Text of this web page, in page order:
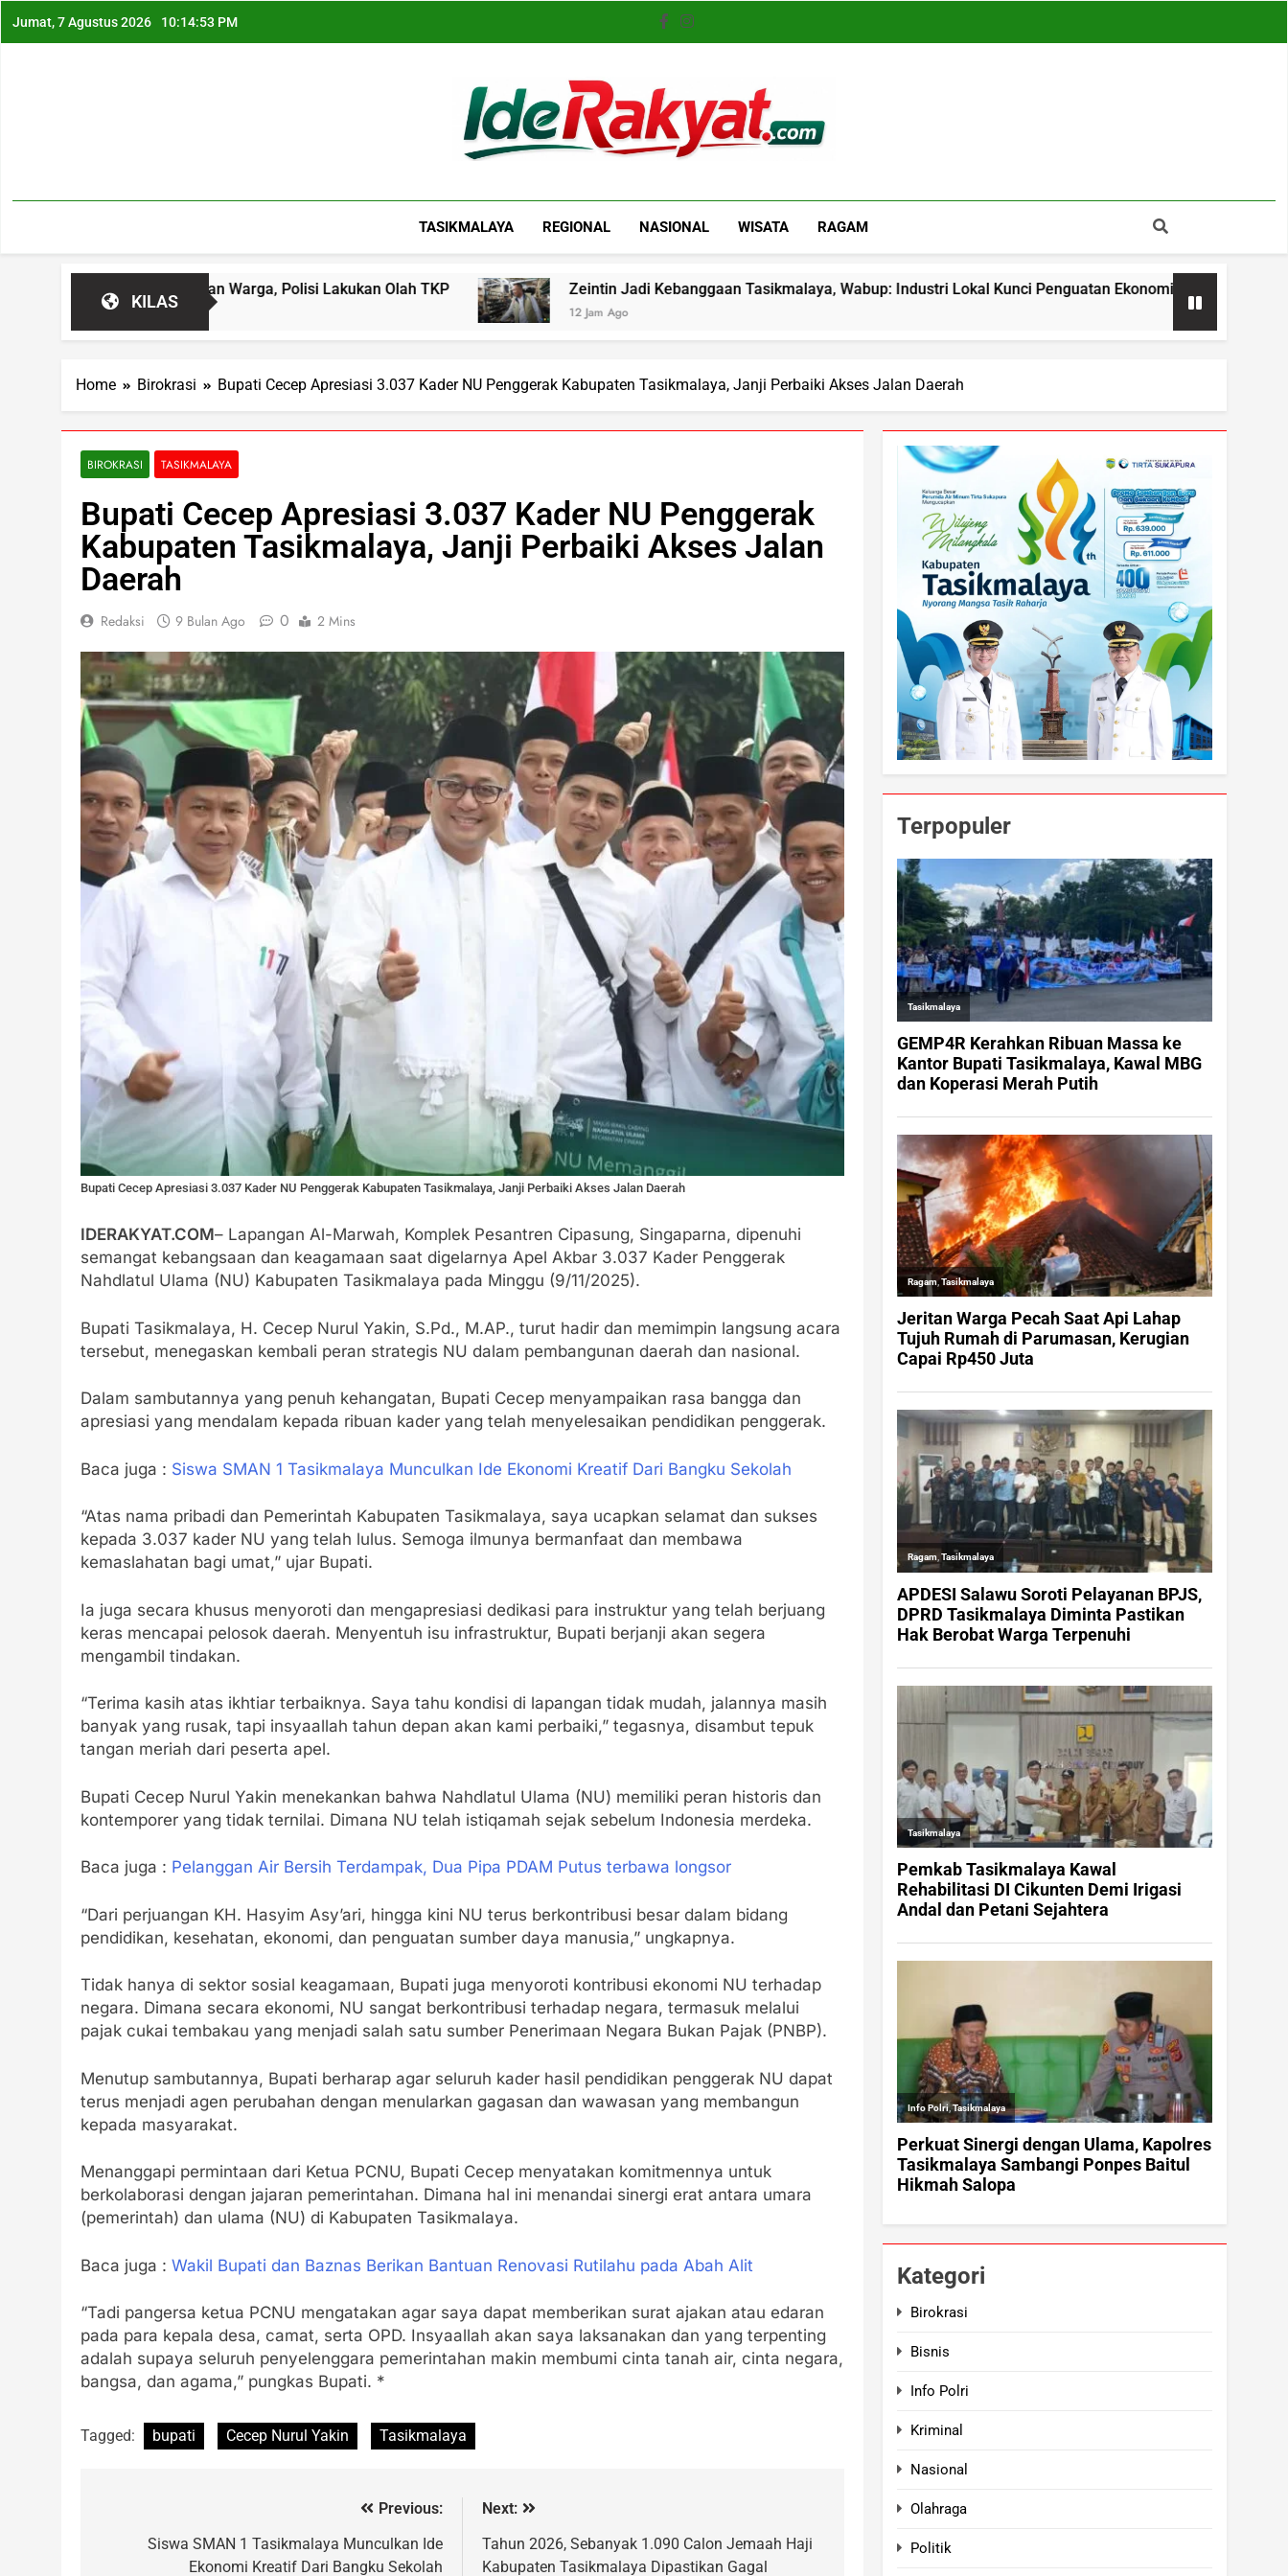
Jumat, 7 Agustus 2026 10:14:54 PM
Iderakyat.com
TASIKMALAYA REGIONAL NASIONAL WISATA RAGAM
KILAS
Hebohkan Warga, Polisi Lakukan Olah TKP Zeintin Jadi Kebanggaan Tasikmalaya, Wabup: Industri Lokal Kunci Penguatan Ekonomi Daerah
12 Jam Ago
Home Birokrasi Bupati Cecep Apresiasi 3.037 Kader NU Penggerak Kabupaten Tasikmalaya, Janji Perbaiki Akses Jalan Daerah
BIROKRASI TASIKMALAYA
Bupati Cecep Apresiasi 3.037 Kader NU Penggerak
Kabupaten Tasikmalaya, Janji Perbaiki Akses Jalan
Daerah
Redaksi 9 Bulan Ago 0 2 Mins
Bupati Cecep Apresiasi 3.037 Kader NU Penggerak Kabupaten Tasikmalaya, Janji Perbaiki Akses Jalan Daerah
IDERAKYAT.COM– Lapangan Al-Marwah, Komplek Pesantren Cipasung, Singaparna, dipenuhi
semangat kebangsaan dan keagamaan saat digelarnya Apel Akbar 3.037 Kader Penggerak
Nahdlatul Ulama (NU) Kabupaten Tasikmalaya pada Minggu (9/11/2025).
Bupati Tasikmalaya, H. Cecep Nurul Yakin, S.Pd., M.AP., turut hadir dan memimpin langsung acara
tersebut, menegaskan kembali peran strategis NU dalam pembangunan daerah dan nasional.
Dalam sambutannya yang penuh kehangatan, Bupati Cecep menyampaikan rasa bangga dan
apresiasi yang mendalam kepada ribuan kader yang telah menyelesaikan pendidikan penggerak.
Baca juga : Siswa SMAN 1 Tasikmalaya Munculkan Ide Ekonomi Kreatif Dari Bangku Sekolah
“Atas nama pribadi dan Pemerintah Kabupaten Tasikmalaya, saya ucapkan selamat dan sukses
kepada 3.037 kader NU yang telah lulus. Semoga ilmunya bermanfaat dan membawa
kemaslahatan bagi umat,” ujar Bupati.
Ia juga secara khusus menyoroti dan mengapresiasi dedikasi para instruktur yang telah berjuang
keras mencapai pelosok daerah. Menyentuh isu infrastruktur, Bupati berjanji akan segera
mengambil tindakan.
“Terima kasih atas ikhtiar terbaiknya. Saya tahu kondisi di lapangan tidak mudah, jalannya masih
banyak yang rusak, tapi insyaallah tahun depan akan kami perbaiki,” tegasnya, disambut tepuk
tangan meriah dari peserta apel.
Bupati Cecep Nurul Yakin menekankan bahwa Nahdlatul Ulama (NU) memiliki peran historis dan
kontemporer yang tidak ternilai. Dimana NU telah istiqamah sejak sebelum Indonesia merdeka.
Baca juga : Pelanggan Air Bersih Terdampak, Dua Pipa PDAM Putus terbawa longsor
“Dari perjuangan KH. Hasyim Asy’ari, hingga kini NU terus berkontribusi besar dalam bidang
pendidikan, kesehatan, ekonomi, dan penguatan sumber daya manusia,” ungkapnya.
Tidak hanya di sektor sosial keagamaan, Bupati juga menyoroti kontribusi ekonomi NU terhadap
negara. Dimana secara ekonomi, NU sangat berkontribusi terhadap negara, termasuk melalui
pajak cukai tembakau yang menjadi salah satu sumber Penerimaan Negara Bukan Pajak (PNBP).
Menutup sambutannya, Bupati berharap agar seluruh kader hasil pendidikan penggerak NU dapat
terus menjadi agen perubahan dengan menularkan gagasan dan wawasan yang membangun
kepada masyarakat.
Menanggapi permintaan dari Ketua PCNU, Bupati Cecep menyatakan komitmennya untuk
berkolaborasi dengan jajaran pemerintahan. Dimana hal ini menandai sinergi erat antara umara
(pemerintah) dan ulama (NU) di Kabupaten Tasikmalaya.
Baca juga : Wakil Bupati dan Baznas Berikan Bantuan Renovasi Rutilahu pada Abah Alit
“Tadi pangersa ketua PCNU mengatakan agar saya dapat memberikan surat ajakan atau edaran
pada para kepala desa, camat, serta OPD. Insyaallah akan saya laksanakan dan yang terpenting
adalah supaya seluruh penyelenggara pemerintahan makin membumi cinta tanah air, cinta negara,
bangsa, dan agama,” pungkas Bupati. *
Tagged: bupati Cecep Nurul Yakin Tasikmalaya
Previous:
Siswa SMAN 1 Tasikmalaya Munculkan Ide
Ekonomi Kreatif Dari Bangku Sekolah
Next:
Tahun 2026, Sebanyak 1.090 Calon Jemaah Haji
Kabupaten Tasikmalaya Dipastikan Gagal
Terpopuler
Kategori
Birokrasi
Bisnis
Info Polri
Kriminal
Nasional
Olahraga
Politik